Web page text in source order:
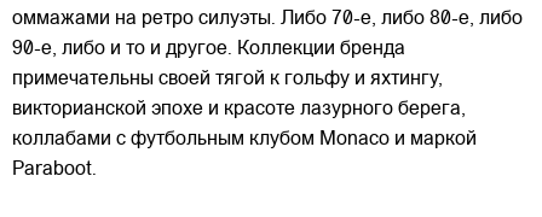
оммажами на ретро силуэты. Либо 70-е, либо 80-е, либо
90-е, либо и то и другое. Коллекции бренда
примечательны своей тягой к гольфу и яхтингу,
викторианской эпохе и красоте лазурного берега,
коллабами с футбольным клубом Monaco и маркой
Paraboot.